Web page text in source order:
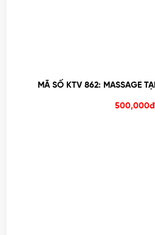
MÃ SỐ KTV 862: MASSAGE
500,000đ